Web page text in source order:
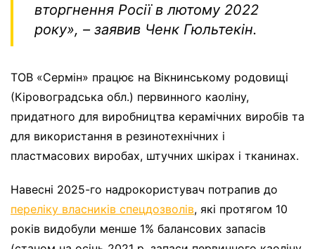
вторгнення Росії в лютому 2022
року», – заявив Ченк Гюльтекін.
ТОВ «Сермін» працює на Вікнинському родовищі
(Кіровоградська обл.) первинного каоліну,
придатного для виробництва керамічних виробів та
для використання в резинотехнічних і
пластмасових виробах, штучних шкірах і тканинах.
Навесні 2025-го надрокористувач потрапив до
переліку власників спецдозволів, які протягом 10
років видобули менше 1% балансових запасів